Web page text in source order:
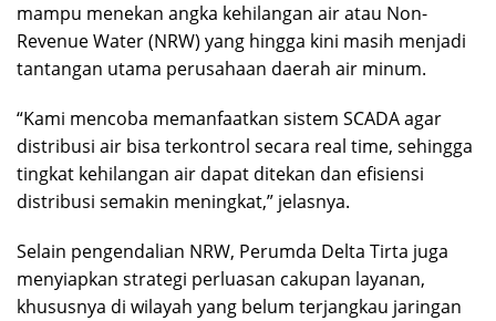
mampu menekan angka kehilangan air atau Non-
Revenue Water (NRW) yang hingga kini masih menjadi
tantangan utama perusahaan daerah air minum.
“Kami mencoba memanfaatkan sistem SCADA agar
distribusi air bisa terkontrol secara real time, sehingga
tingkat kehilangan air dapat ditekan dan efisiensi
distribusi semakin meningkat,” jelasnya.
Selain pengendalian NRW, Perumda Delta Tirta juga
menyiapkan strategi perluasan cakupan layanan,
khususnya di wilayah yang belum terjangkau jaringan